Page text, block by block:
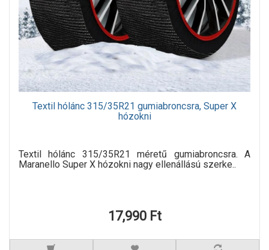
Textil hólánc 315/35R21 gumiabroncsra, Super X
hózokni
Textil hólánc 315/35R21 méretű gumiabroncsra. A
Maranello Super X hózokni nagy ellenállású szerke..
17,990 Ft